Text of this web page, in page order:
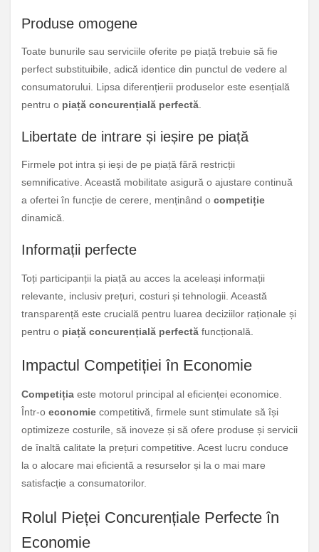
Produse omogene
Toate bunurile sau serviciile oferite pe piață trebuie să fie
perfect substituibile, adică identice din punctul de vedere al
consumatorului. Lipsa diferențierii produselor este esențială
pentru o piață concurențială perfectă
Libertate de intrare și ieșire pe piață
Firmele pot intra și ieși de pe piață fără restricții
semnificative. Această mobilitate asigură o ajustare continuă
a ofertei în funcție de cerere, menținând o competiție
dinamică.
Informații perfecte
Toți participanții la piață au acces la aceleași informații
relevante, inclusiv prețuri, costuri și tehnologii. Această
transparență este crucială pentru luarea deciziilor raționale și
pentru o piață concurențială perfectă funcțională.
Impactul Competiției în Economie
Competiția este motorul principal al eficienței economice.
Într-o economie competitivă, firmele sunt stimulate să își
optimizeze costurile, să inoveze și să ofere produse și servicii
de înaltă calitate la prețuri competitive. Acest lucru conduce
la o alocare mai eficientă a resurselor și la o mai mare
satisfacție a consumatorilor.
Rolul Pieței Concurențiale Perfecte în
Economie